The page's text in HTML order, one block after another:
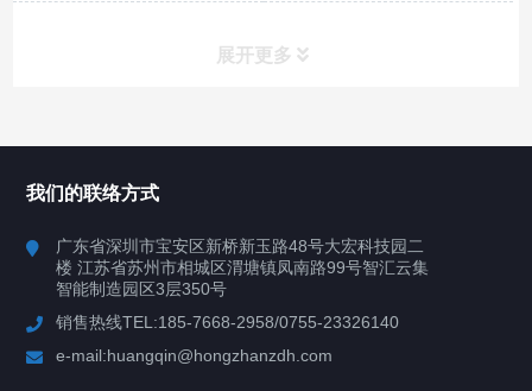
展开更多
案例视频
我们的联络方式
广东省深圳市宝安区新桥新玉路48号大宏科技园二
楼 江苏省苏州市相城区渭塘镇凤南路99号智汇云集
智能制造园区3层350号
销售热线TEL:185-7668-2958/0755-23326140
e-mail:huangqin@hongzhanzdh.com